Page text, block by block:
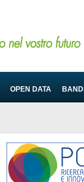
OPEN DATA